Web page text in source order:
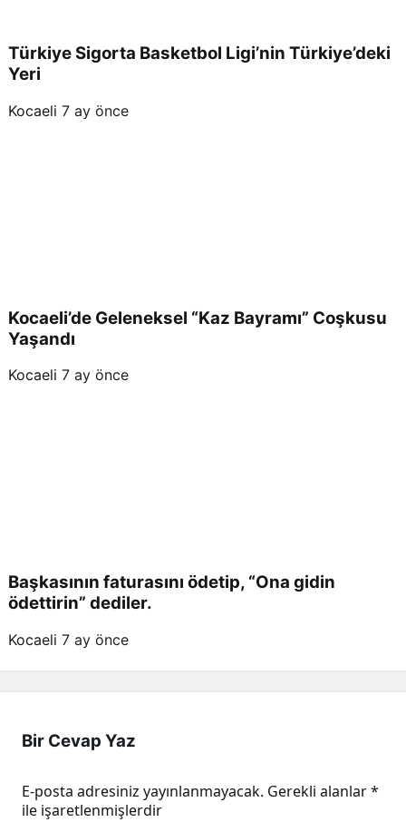
Türkiye Sigorta Basketbol Ligi’nin Türkiye’deki
Yeri
Kocaeli 7 ay önce
Kocaeli’de Geleneksel “Kaz Bayramı” Coşkusu
Yaşandı
Kocaeli 7 ay önce
Başkasının faturasını ödetip, “Ona gidin
ödettirin” dediler.
Kocaeli 7 ay önce
Bir Cevap Yaz
E-posta adresiniz yayınlanmayacak. Gerekli alanlar*
ile işaretlenmişlerdir